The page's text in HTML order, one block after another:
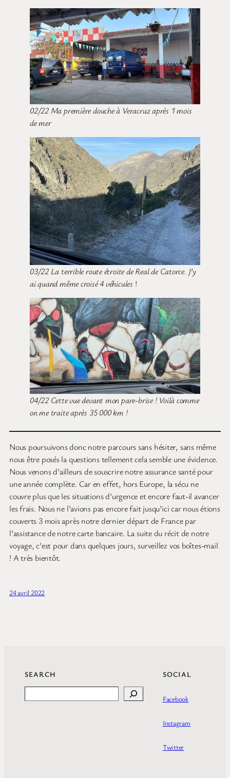
02/22 Ma première douche à Veracruz après 1 mois
de mer
03/22 La terrible route étroite de Real de Catorce. J’y
ai quand même croisé 4 véhicules !
04/22 Cette vue devant mon pare-brise ! Voilà comme
on me traite après 35 000 km !
Nous poursuivons donc notre parcours sans hésiter, sans même
nous être posés la questions tellement cela semble une évidence.
Nous venons d’ailleurs de souscrire notre assurance santé pour
une année complète. Car en effet, hors Europe, la sécu ne
couvre plus que les situations d’urgence et encore faut-il avancer
les frais. Nous ne l’avions pas encore fait jusqu’ici car nous étions
couverts 3 mois après notre dernier départ de France par
l’assistance de notre carte bancaire. La suite du récit de notre
voyage, c’est pour dans quelques jours, surveillez vos boîtes-mail
! A très bientôt.
24 avril 2022
SEARCH SOCIAL
Facebook
Instagram
Twitter